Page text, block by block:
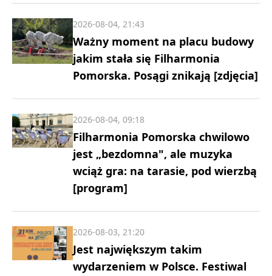
Ważny moment na placu budowy
jakim stała się Filharmonia
Pomorska. Posągi znikają [zdjęcia]
2026-08-04, 21:43
Filharmonia Pomorska chwilowo
jest „bezdomna", ale muzyka
wciąż gra: na tarasie, pod wierzbą
[program]
2026-08-04, 09:18
Jest największym takim
wydarzeniem w Polsce. Festiwal
2026-08-03, 21:20